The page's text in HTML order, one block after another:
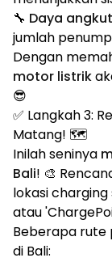
🔧 Daya
jumlah
Dengan
motor listrik
😎
✅ Langkah 3:
Matang! 🗺️
Inilah seninya
Bali! 🎨
lokasi charging
atau
Beberapa rute
di Bali: